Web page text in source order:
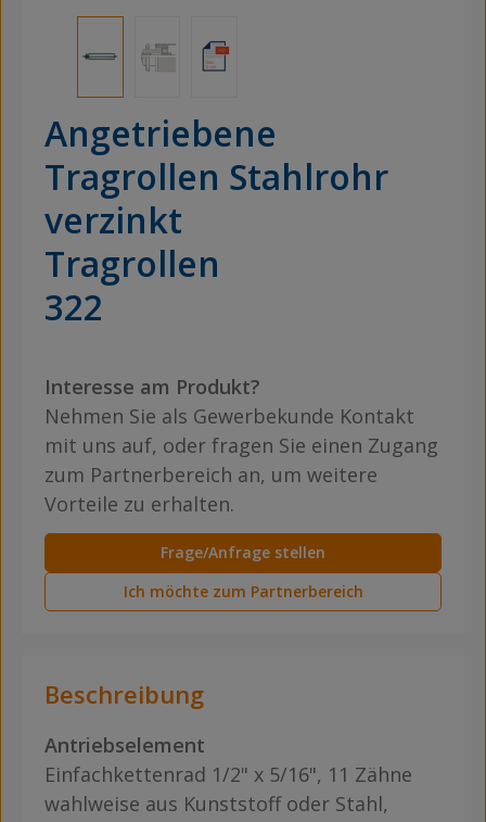
Angetriebene
Tragrollen Stahlrohr
verzinkt
Tragrollen
322
Interesse am Produkt?
Nehmen Sie als Gewerbekunde Kontakt
mit uns auf, oder fragen Sie einen Zugang
zum Partnerbereich an, um weitere
Vorteile zu erhalten.
Frage/Anfrage stellen
Ich möchte zum Partnerbereich
Beschreibung
Antriebselement
Einfachkettenrad 1/2" x 5/16", 11 Zähne
wahlweise aus Kunststoff oder Stahl,